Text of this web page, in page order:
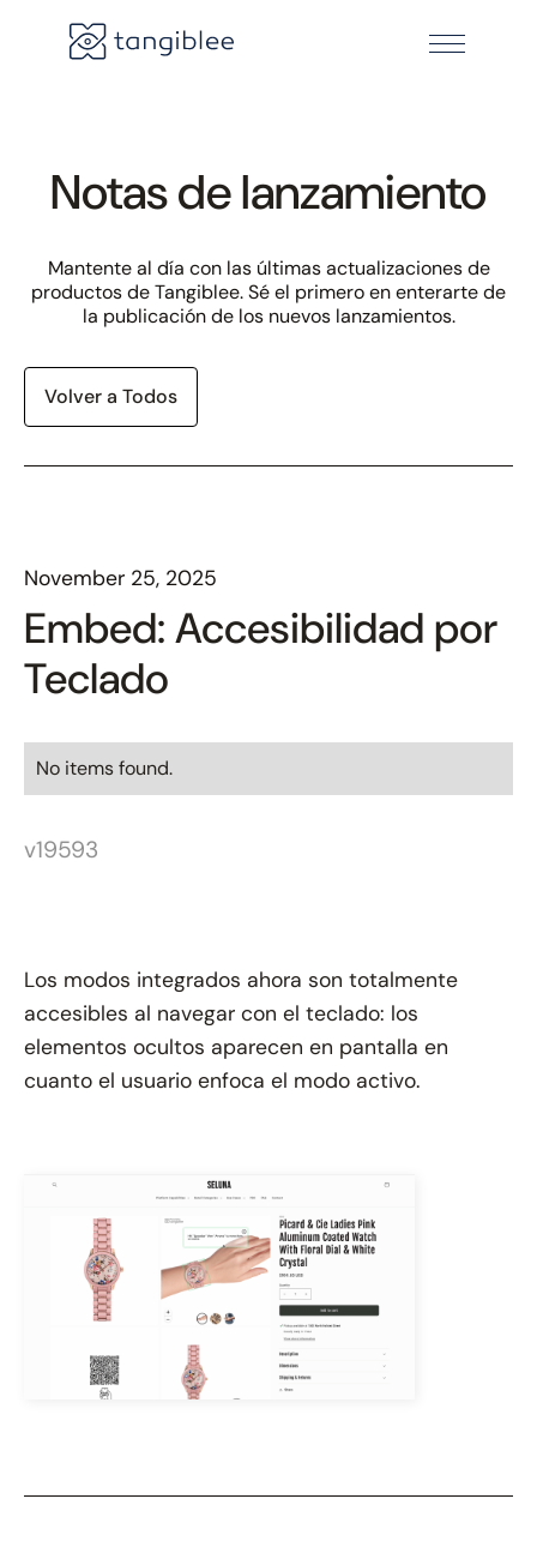
Notas de lanzamiento
Mantente al día con las últimas actualizaciones de
productos de Tangiblee. Sé el primero en enterarte de
la publicación de los nuevos lanzamientos.
Volver a Todos
November 25, 2025
Embed: Accesibilidad por
Teclado
No items found.
v19593
Los modos integrados ahora son totalmente
accesibles al navegar con el teclado: los
elementos ocultos aparecen en pantalla en
cuanto el usuario enfoca el modo activo.